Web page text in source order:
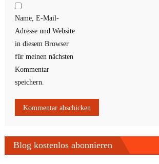
Name, E-Mail-
Adresse und Website
in diesem Browser
für meinen nächsten
Kommentar
speichern.
Blog kostenlos abonnieren